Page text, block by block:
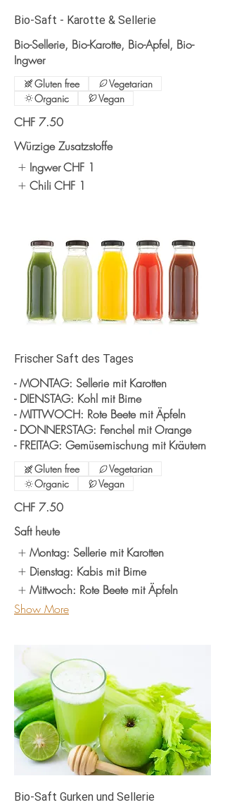
Bio-Saft - Karotte & Sellerie
Bio-Sellerie, Bio-Karotte, Bio-Apfel, Bio-
Ingwer
CHF 7.50
Gluten free
Vegetarian
Organic
Vegan
Würzige Zusatzstoffe
IngwerCHF 1
Chili CHF 1
Frischer Saft des Tages
- MONTAG: Sellerie mit Karotten
- DIENSTAG: Kohl mit Birne
- MITTWOCH: Rote Beete mit Äpfeln
- DONNERSTAG: Fenchel mit Orange
- FREITAG: Gemüsemischung mit Kräutern
CHF 7.50
Gluten free
Vegetarian
Organic
Vegan
Saft heute
Montag: Sellerie mit Karotten
Dienstag: Kabis mit Birne
Mittwoch: Rote Beete mit Äpfeln
Show More
Bio-Saft Gurken und Sellerie